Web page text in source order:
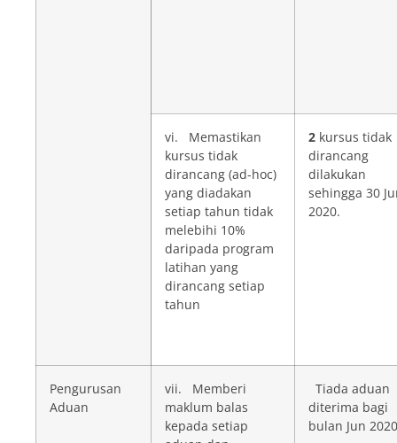
vi. Memastikan
kursus tidak
dirancang (ad-hoc)
yang diadakan
setiap tahun tidak
melebihi 10%
daripada program
latihan yang
dirancang setiap
tahun
2 kursus tidak
dirancang
dilakukan
sehingga 30
2020.
Pengurusan
Aduan
vii. Memberi
maklum balas
kepada setiap
Tiada aduan
diterima bagi
bulan Jun